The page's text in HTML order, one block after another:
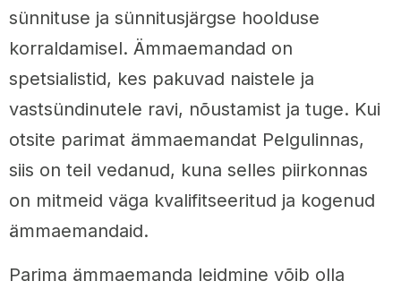
sünnituse ja sünnitusjärgse hoolduse
korraldamisel. Ämmaemandad on
spetsialistid, kes pakuvad naistele ja
vastsündinutele ravi, nõustamist ja tuge. Kui
otsite parimat ämmaemandat Pelgulinnas,
siis on teil vedanud, kuna selles piirkonnas
on mitmeid väga kvalifitseeritud ja kogenud
ämmaemandaid.
Parima ämmaemanda leidmine võib olla